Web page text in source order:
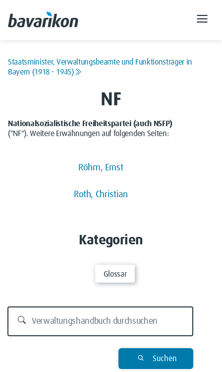
Staatsminister, Verwaltungsbeamte und Funktionsträger in
Bayern (1918 - 1945)
NF
Nationalsozialistische Freiheitspartei (auch NSFP)
("NF"). Weitere Erwähnungen auf folgenden Seiten:
Röhm, Ernst
Roth, Christian
Kategorien
Glossar
Suchen